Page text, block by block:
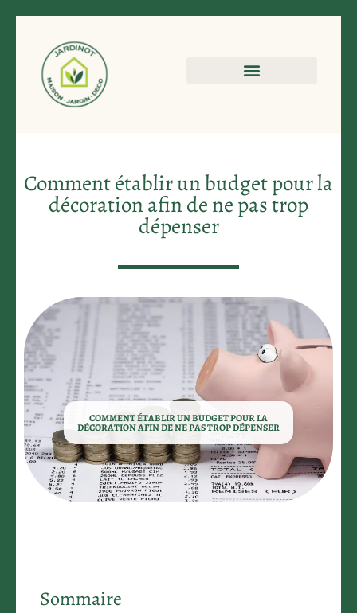
Comment établir un budget pour la
décoration afin de ne pas trop
dépenser
COMMENT ÉTABLIR UN BUDGET POUR LA
DÉCORATION AFIN DE NE PAS TROP DÉPENSER
Sommaire